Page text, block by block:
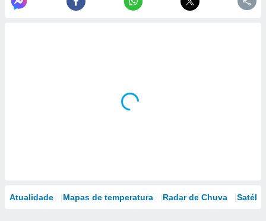
Atualidade Mapas de temperatura Radar de Chuva